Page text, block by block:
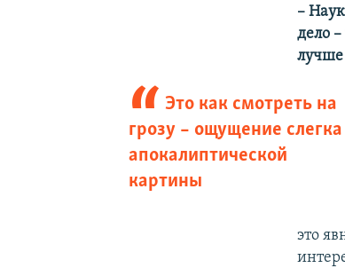
–
дело
лучше
Это как смотреть на
грозу – ощущение слегка
апокалиптической
картины
это